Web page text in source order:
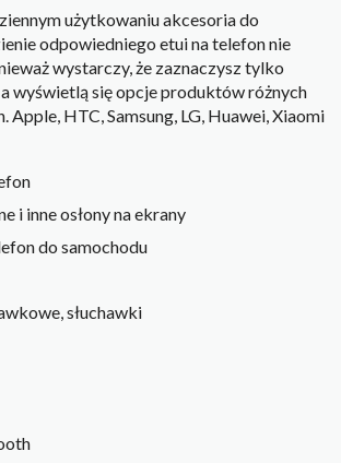
użytkowaniu akcesoria do
odpowiedniego etui na telefon nie
wystarczy, że zaznaczysz tylko
wyświetlą się opcje produktów różnych
Apple, HTC, Samsung, LG, Huawei, Xiaomi
i inne osłony na ekrany
do samochodu
słuchawki